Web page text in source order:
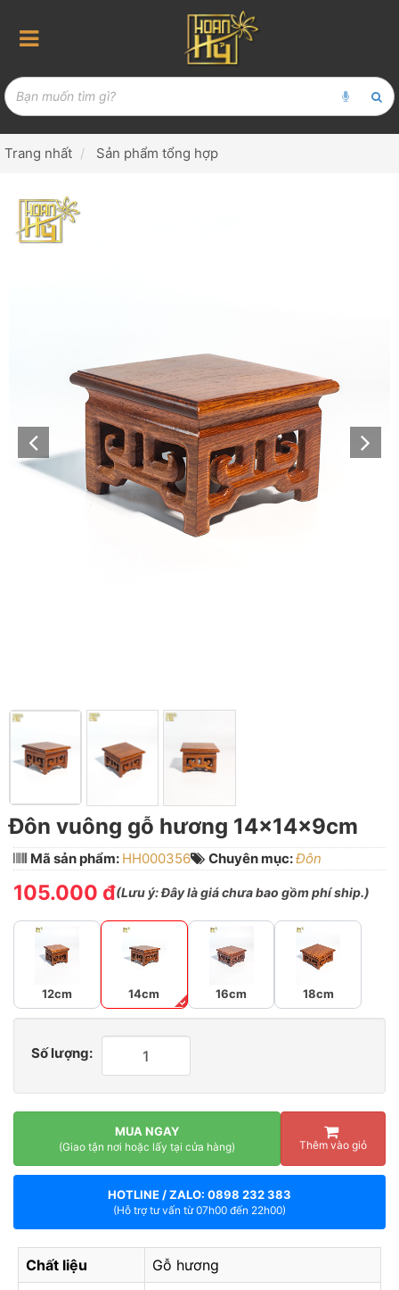
Trang nhất Sản phẩm tổng hợp
Đôn vuông gỗ hương 14x14x9cm
Mã sản phẩm: HH000356 Chuyên mục:Đôn
105.000 đ(Lưu ý:Đây là giá chưa bao gồm phí ship.)
12cm 14cm 16cm 18cm
Số lượng:
MUA NGAY
(Giao tận nơi hoặc lấy tại cửa hàng) Thêm vào giỏ
HOTLINE / ZALO: 0898 232 383
(Hỗ trợ tư vấn từ 07h00 đến 22h00)
Chất liệu
Gỗ hương